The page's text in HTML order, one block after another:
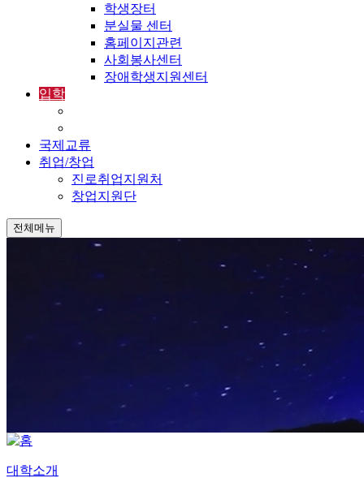
학생장터
분실물 센터
홈페이지관련
사회봉사센터
장애학생지원센터
입학
국제교류
취업/창업
진로취업지원처
창업지원단
전체메뉴
대학소개